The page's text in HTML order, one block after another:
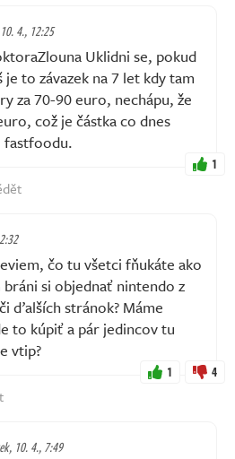
4., 12:25
Uklidni se, pokud
to závazek na 7 let kdy tam
za 70-90 euro, nechápu, že
což je částka co dnes
fastfoodu.
1
čo tu všetci fňukáte ako
si objednať nintendo z
ďalších stránok? Máme
to kúpiť a pár jedincov tu
vtip?
1 4
10. 4., 7:49